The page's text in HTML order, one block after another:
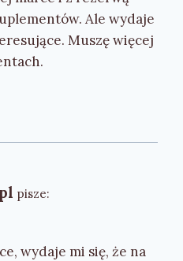
Ale wydaje
Muszę więcej
pisze:
wydaje mi się, że na